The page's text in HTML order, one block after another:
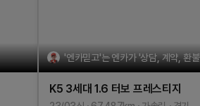
'엔카믿고'는 엔카가 '상담, 계약, 환
K5 3세대 1.6 터보 프레스티지